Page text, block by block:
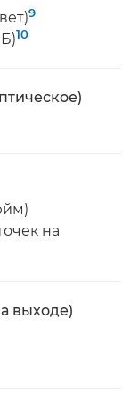
9
10
на
выходе)